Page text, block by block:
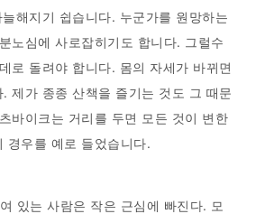
해지기 쉽습니다. 누군가를 원망하는
노심에 사로잡히기도 합니다. 그럴수
로 돌려야 합니다. 몸의 자세가 바뀌면
제가 종종 산책을 즐기는 것도 그 때문
바이크는 거리를 두면 모든 것이 변한
경우를 예로 들었습니다.
있는 사람은 작은 근심에 빠진다. 모